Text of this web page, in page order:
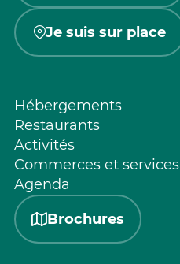
Je suis sur place
Hébergements
Restaurants
Activités
Commerces et services
Agenda
Brochures